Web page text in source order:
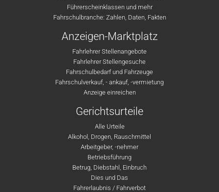
Führerscheinklassen und mehr
Fahrschulbranche: Zahlen, Daten, Fakten
Anzeigen-Marktplatz
Fahrlehrer Stellenangebote
Fahrlehrer Stellengesuche
Fahrschulbedarf und Fahrzeuge
Fahrschulverkauf, - ankauf, -vermietung
Anzeige einreichen
Gerichtsurteile
Alle Urteile
Alkohol, Drogen, Rauschmittel
Arbeitgeber, -nehmer
Betriebsführung
Betrug, Diebstahl, Einbruch
Dies und Das
Fahrerlaubnis / Fahrverbot